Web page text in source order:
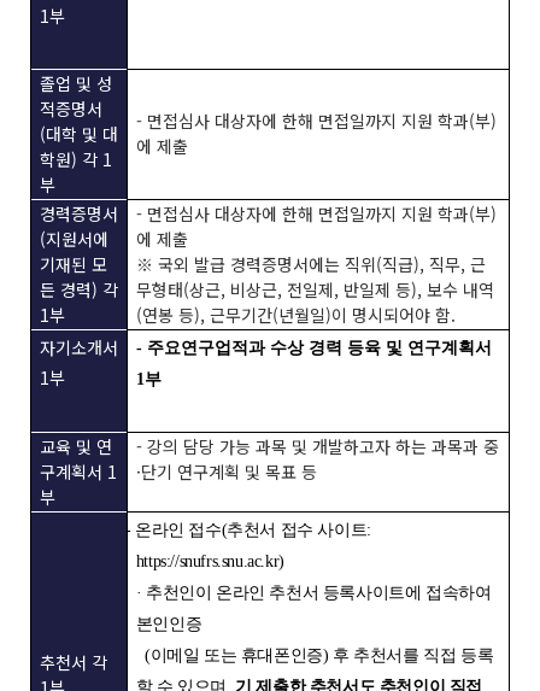
1부
졸업 및 성
적증명서
(대학 및 대
학원) 각 1
부
- 면접심사 대상자에 한해 면접일까지 지원 학과(부)
에 제출
경력증명서
(지원서에
기재된 모
든 경력) 각
1부
- 면접심사 대상자에 한해 면접일까지 지원 학과(부)
에 제출
※ 국외 발급 경력증명서에는 직위(직급), 직무, 근
무형태(상근, 비상근, 전일제, 반일제 등), 보수 내역
(연봉 등), 근무기간(년월일)이 명시되어야 함.
자기소개서
1부
- 주요연구업적과 수상 경력 등육 및 연구계획서
1 부
교육 및 연
구계획서 1
부
- 강의 담당 가능 과목 및 개발하고자 하는 과목과 중
·단기 연구계획 및 목표 등
추천서 각
- 온라인 접수(추천서 접수 사이트:
https://snufrs.snu.ac.kr)
· 추천인이 온라인 추천서 등록사이트에 접속하여
본인인증
(이메일 또는 휴대폰인증) 후 추천서를 직접 등록
할 수 있으며,
기 제출한 추천서도 추천인이 직접